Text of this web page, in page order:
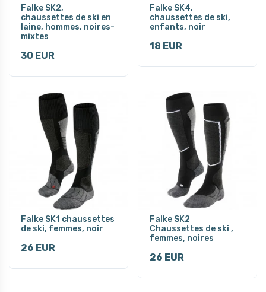
Falke SK2,
chaussettes de ski en
laine, hommes, noires-
mixtes
30 EUR
Falke SK4,
chaussettes de ski,
enfants, noir
18 EUR
Falke SK1 chaussettes
de ski, femmes, noir
26 EUR
Falke SK2
Chaussettes de ski ,
femmes, noires
26 EUR